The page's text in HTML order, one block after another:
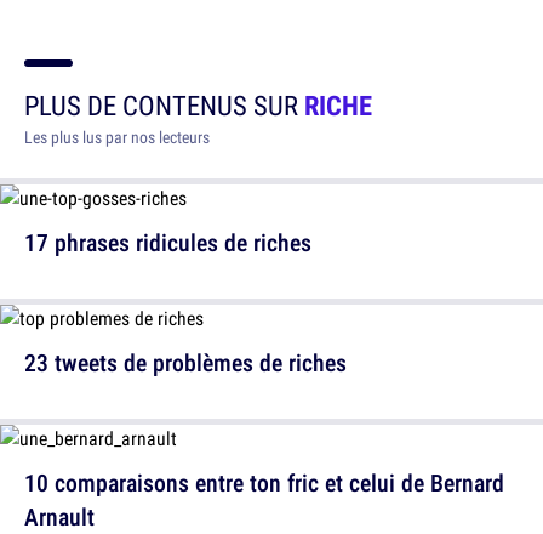
PLUS DE CONTENUS SURRICHE
Les plus lus par nos lecteurs
17 phrases ridicules de riches
10 comparaisons entre ton fric et celui de Bernard
Arnault
23 tweets de problèmes de riches